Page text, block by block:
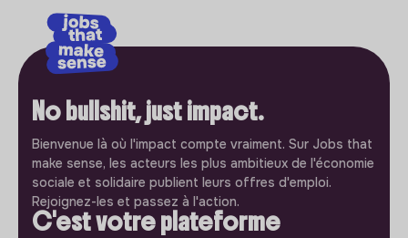
No bullshit, just impact.
Bienvenue là où l'impact compte vraiment. Sur Jobs that
make sense, les acteurs les plus ambitieux de l'économie
sociale et solidaire publient leurs offres d'emploi.
Rejoignez-les et passez à l'action.
C'est votre plateforme